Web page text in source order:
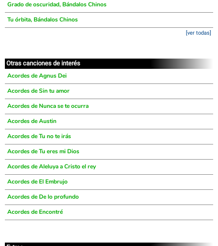
Grado de oscuridad, Bándalos Chinos
Tu órbita, Bándalos Chinos
[ver todas]
Otras canciones de interés
Acordes de Agnus Dei
Acordes de Sin tu amor
Acordes de Nunca se te ocurra
Acordes de Austin
Acordes de Tu no te irás
Acordes de Tu eres mi Dios
Acordes de Aleluya a Cristo el rey
Acordes de El Embrujo
Acordes de De lo profundo
Acordes de Encontré